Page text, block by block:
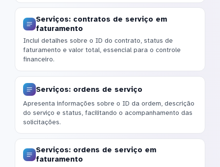
Serviços: contratos de serviço em
faturamento
Inclui detalhes sobre o ID do contrato, status de
faturamento e valor total, essencial para o controle
financeiro.
Serviços: ordens de serviço
Apresenta informações sobre o ID da ordem, descrição
do serviço e status, facilitando o acompanhamento das
solicitações.
Serviços: ordens de serviço em
faturamento